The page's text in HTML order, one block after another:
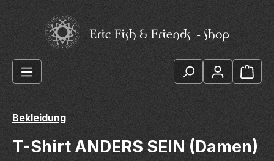
Zum Hauptinhalt springen
Bekleidung
T-Shirt ANDERS SEIN (Damen)